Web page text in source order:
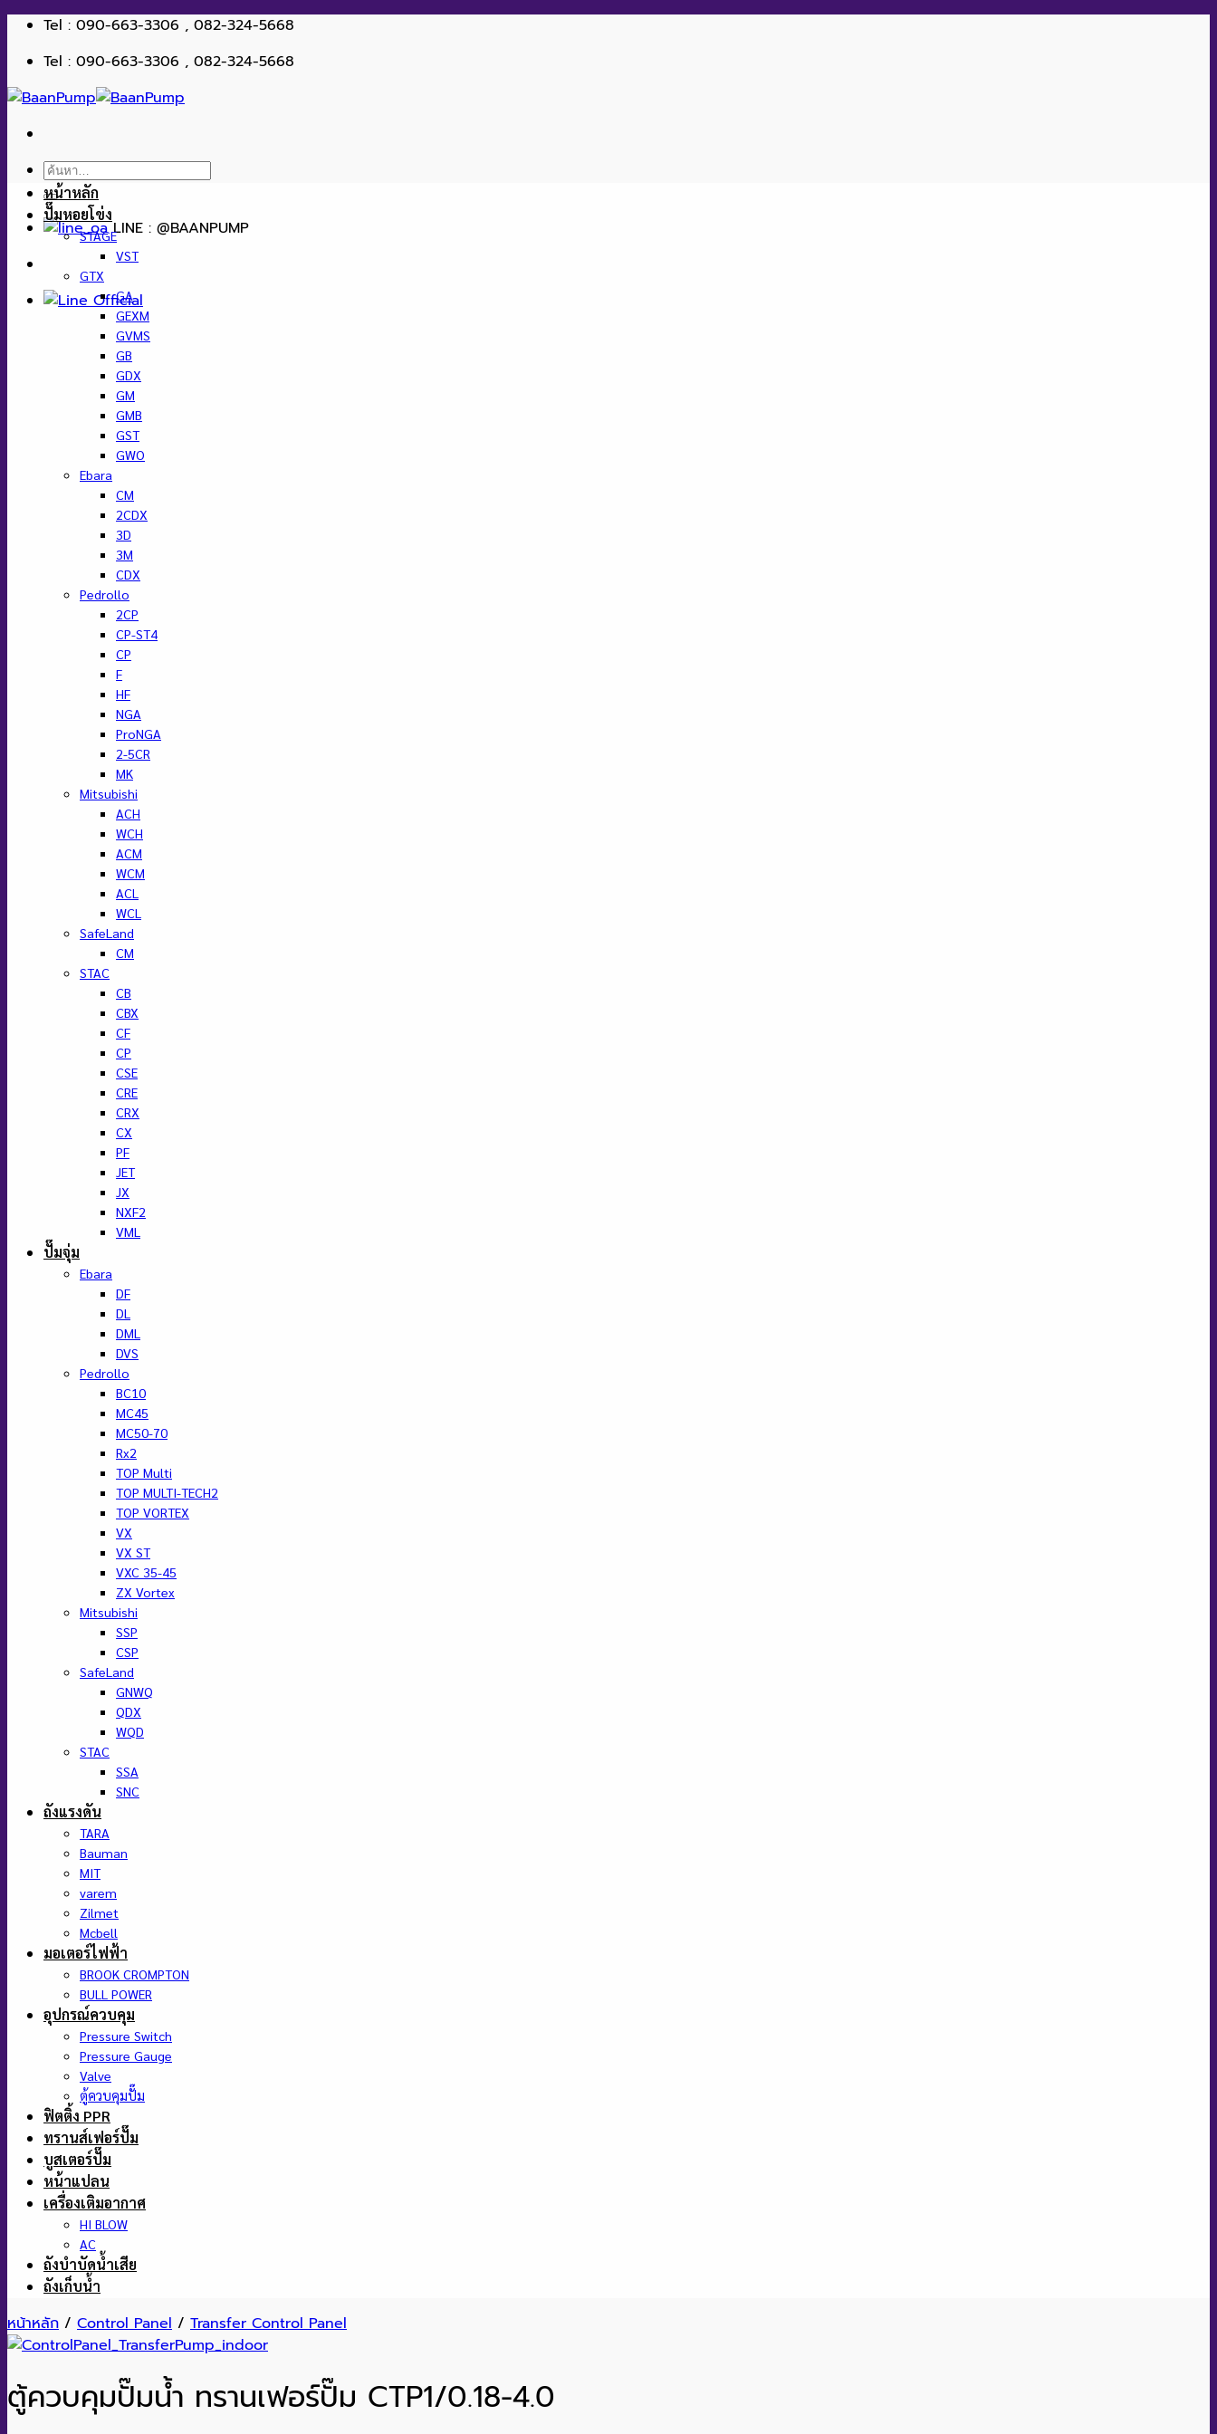
ข้าม
เนื้อหา
Tel : 090-663-3306 , 082-324-5668
Tel : 090-663-3306 , 082-324-5668
ค้นหา:
LINE : @BAANPUMP
หน้าหลัก
ปั๊มหอยโข่ง
STAGE
VST
GTX
GA
GEXM
GVMS
GB
GDX
GM
GMB
GST
GWO
Ebara
CM
2CDX
3D
3M
CDX
Pedrollo
2CP
CP-ST4
CP
F
HF
NGA
ProNGA
2-5CR
MK
Mitsubishi
ACH
WCH
ACM
WCM
ACL
WCL
SafeLand
CM
STAC
CB
CBX
CF
CP
CSE
CRE
CRX
CX
PF
JET
JX
NXF2
VML
ปั๊มจุ่ม
Ebara
DF
DL
DML
DVS
Pedrollo
BC10
MC45
MC50-70
Rx2
TOP Multi
TOP MULTI-TECH2
TOP VORTEX
VX
VX ST
VXC 35-45
ZX Vortex
Mitsubishi
SSP
CSP
SafeLand
GNWQ
QDX
WQD
STAC
SSA
SNC
ถังแรงดัน
TARA
Bauman
MIT
varem
Zilmet
Mcbell
มอเตอร์ไฟฟ้า
BROOK CROMPTON
BULL POWER
อุปกรณ์ควบคุม
Pressure Switch
Pressure Gauge
Valve
ตู้ควบคุมปั๊ม
ฟิตติ้ง PPR
ทรานส์เฟอร์ปั๊ม
บูสเตอร์ปั๊ม
หน้าแปลน
เครื่องเติมอากาศ
HI BLOW
AC
ถังบำบัดน้ำเสีย
ถังเก็บน้ำ
หน้าหลัก / Control Panel / Transfer Control Panel
ตู้ควบคุมปั๊มน้ำ ทรานเฟอร์ปั๊ม CTP1/0.18-4.0